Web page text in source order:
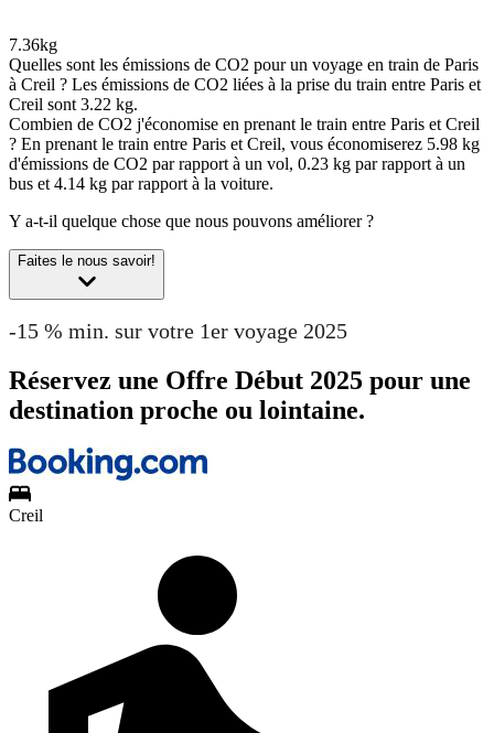
7.36kg
Quelles sont les émissions de CO2 pour un voyage en train de Paris
à Creil ? Les émissions de CO2 liées à la prise du train entre Paris et
Creil sont 3.22 kg.
Combien de CO2 j'économise en prenant le train entre Paris et Creil
? En prenant le train entre Paris et Creil, vous économiserez 5.98 kg
d'émissions de CO2 par rapport à un vol, 0.23 kg par rapport à un
bus et 4.14 kg par rapport à la voiture.
Y a-t-il quelque chose que nous pouvons améliorer ?
Faites le nous savoir!
-15 % min. sur votre 1er voyage 2025
Réservez une Offre Début 2025 pour une
destination proche ou lointaine.
Creil